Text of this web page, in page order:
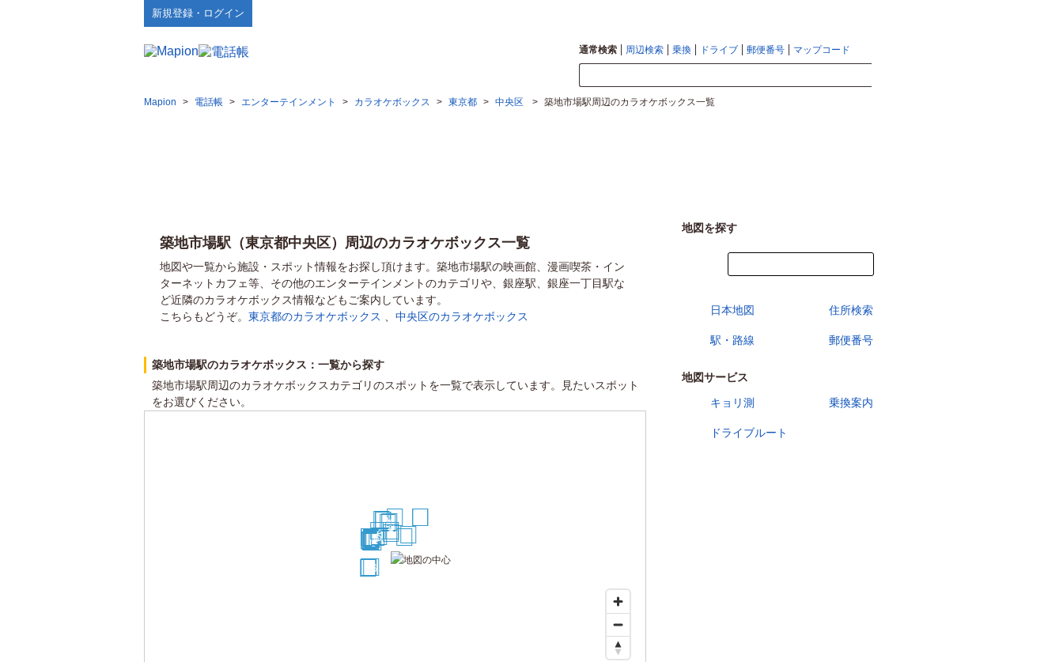
新規登録・ログイン
通常検索 周辺検索 乗換 ドライブ 郵便番号 マップコード
Mapion > 電話帳 > エンターテインメント > カラオケボックス > 東京都 > 中央区 > 築地市場駅周辺のカラオケボックス一覧
築地市場駅（東京都中央区）周辺のカラオケボックス一覧
地図や一覧から施設・スポット情報をお探し頂けます。築地市場駅の映画館、漫画喫茶・イン
ターネットカフェ等、その他のエンターテインメントのカテゴリや、銀座駅、銀座一丁目駅な
ど近隣のカラオケボックス情報などもご案内しています。
こちらもどうぞ。 東京都のカラオケボックス 中央区のカラオケボックス
築地市場駅のカラオケボックス：一覧から探す
築地市場駅周辺のカラオケボックスカテゴリのスポットを一覧で表示しています。見たいスポット
をお選びください。
2
3
5
67
8
9
10
11
12
13
14
15
16
17
18
19
20
2122
23
24
25
26
地図を探す
日本地図 住所検索
駅・路線 郵便番号
地図サービス
キョリ測
乗換案内
ドライブルート